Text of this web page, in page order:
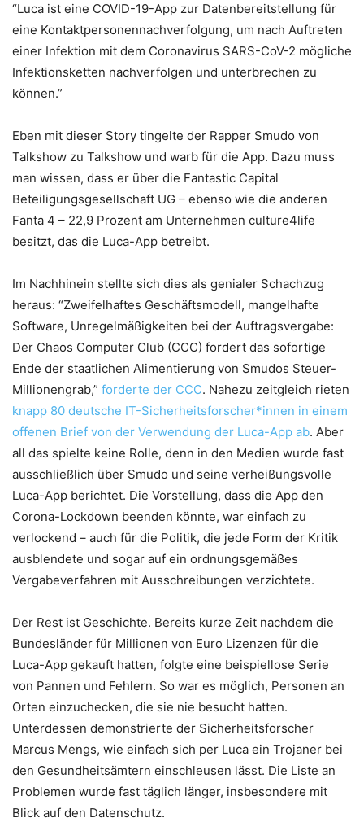
“Luca ist eine COVID-19-App zur Datenbereitstellung für
eine Kontaktpersonennachverfolgung, um nach Auftreten
einer Infektion mit dem Coronavirus SARS-CoV-2 mögliche
Infektionsketten nachverfolgen und unterbrechen zu
können.”
Eben mit dieser Story tingelte der Rapper Smudo von
Talkshow zu Talkshow und warb für die App. Dazu muss
man wissen, dass er über die Fantastic Capital
Beteiligungsgesellschaft UG – ebenso wie die anderen
Fanta 4 – 22,9 Prozent am Unternehmen culture4life
besitzt, das die Luca-App betreibt.
Im Nachhinein stellte sich dies als genialer Schachzug
heraus: “Zweifelhaftes Geschäftsmodell, mangelhafte
Software, Unregelmäßigkeiten bei der Auftragsvergabe:
Der Chaos Computer Club (CCC) fordert das sofortige
Ende der staatlichen Alimentierung von Smudos Steuer-
Millionengrab,” forderte der CCC. Nahezu zeitgleich rieten
knapp 80 deutsche IT-Sicherheitsforscher*innen in einem
offenen Brief von der Verwendung der Luca-App ab. Aber
all das spielte keine Rolle, denn in den Medien wurde fast
ausschließlich über Smudo und seine verheißungsvolle
Luca-App berichtet. Die Vorstellung, dass die App den
Corona-Lockdown beenden könnte, war einfach zu
verlockend – auch für die Politik, die jede Form der Kritik
ausblendete und sogar auf ein ordnungsgemäßes
Vergabeverfahren mit Ausschreibungen verzichtete.
Der Rest ist Geschichte. Bereits kurze Zeit nachdem die
Bundesländer für Millionen von Euro Lizenzen für die
Luca-App gekauft hatten, folgte eine beispiellose Serie
von Pannen und Fehlern. So war es möglich, Personen an
Orten einzuchecken, die sie nie besucht hatten.
Unterdessen demonstrierte der Sicherheitsforscher
Marcus Mengs, wie einfach sich per Luca ein Trojaner bei
den Gesundheitsämtern einschleusen lässt. Die Liste an
Problemen wurde fast täglich länger, insbesondere mit
Blick auf den Datenschutz.